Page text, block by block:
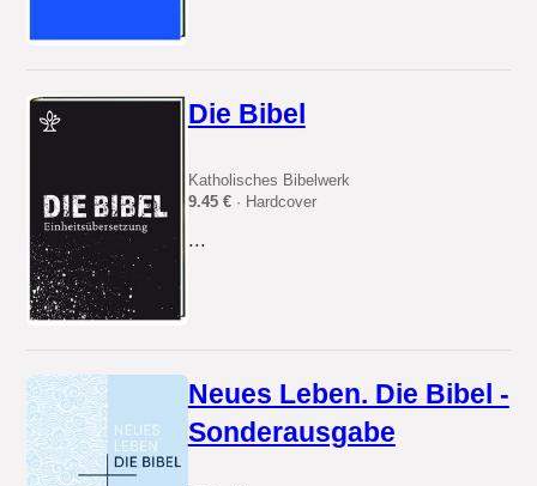
Die Bibel
Katholisches Bibelwerk
9.45 €· Hardcover
...
Neues Leben. Die Bibel -
Sonderausgabe